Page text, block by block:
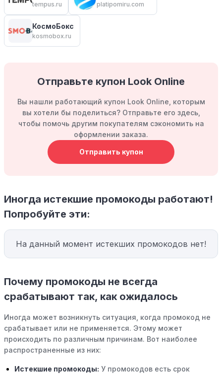
tempus.ru platipomiru.com
КосмоБокс
kosmobox.ru
Отправьте купон Look Online
Вы нашли работающий купон Look Online, которым
вы хотели бы поделиться? Отправьте его здесь,
чтобы помочь другим покупателям сэкономить на
оформлении заказа.
Отправить купон
Иногда истекшие промокоды работают!
Попробуйте эти:
На данный момент истекших промокодов нет!
Почему промокоды не всегда
срабатывают так, как ожидалось
Иногда может возникнуть ситуация, когда промокод не
срабатывает или не применяется. Этому может
происходить по различным причинам. Вот наиболее
распространенные из них:
Истекшие промокоды: У промокодов есть срок